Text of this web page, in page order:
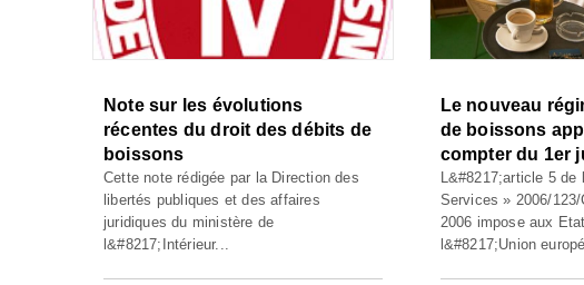
Note sur les évolutions
récentes du droit des débits de
boissons
Cette note rédigée par la Direction des
libertés publiques et des affaires
juridiques du ministère de
l&#8217;Intérieur...
Le nouveau
de boissons
compter du 1er
L&#8217;article 5 de
Services » 2006/
2006 impose aux
l&#8217;Union